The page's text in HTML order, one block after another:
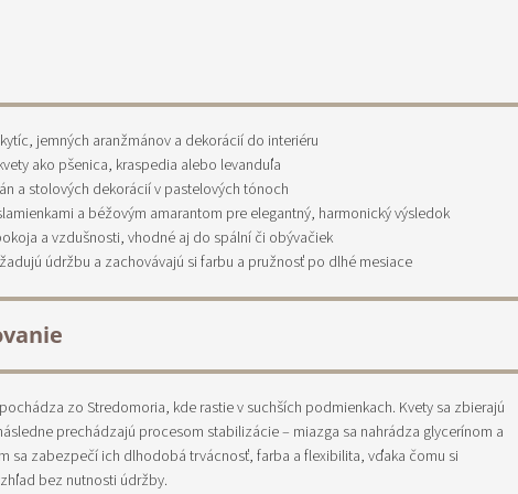
jemných aranžmánov a dekorácií do interiéru
ako pšenica, kraspedia alebo levanduľa
a stolových dekorácií v pastelových tónoch
a béžovým amarantom pre elegantný, harmonický výsledok
a vzdušnosti, vhodné aj do spální či obývačiek
údržbu a zachovávajú si farbu a pružnosť po dlhé mesiace
zo Stredomoria, kde rastie v suchších podmienkach. Kvety sa zbierajú
prechádzajú procesom stabilizácie – miazga sa nahrádza glycerínom a
sa zabezpečí ich dlhodobá trvácnosť, farba a flexibilita, vďaka čomu si
bez nutnosti údržby.